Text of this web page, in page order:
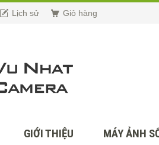
Lịch sử Giỏ hàng
GIỚI THIỆU MÁY ẢNH